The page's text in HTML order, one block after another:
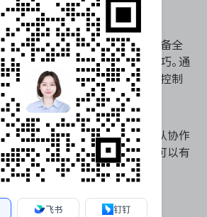
任务排期表不仅需要项目经理具备全
握时间估算和优先级设定的技巧。通
表，项目管理人员可以更好地控制
时保质完成。
期表不仅是管理工具，更是团队协作
和调整任务排期表，项目经理可以有
实现项目的成功交付。
飞书 钉钉